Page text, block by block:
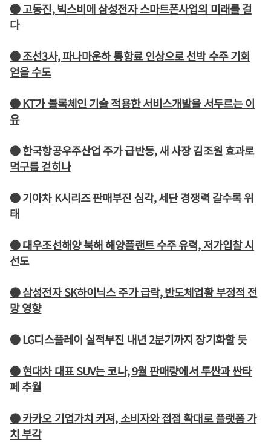
● 고동진, 빅스비에 삼성전자 스마트폰사업의 미래를 걸
다
● 조선3사, 파나마운하 통항료 인상으로 선박 수주 기회
얻을 수도
● KT가 블록체인 기술 적용한 서비스개발을 서두르는 이
유
● 한국항공우주산업 주가 급반등, 새 사장 김조원 효과로
먹구름 걷히나
● 기아차 K시리즈 판매부진 심각, 세단 경쟁력 갈수록 위
태
● 대우조선해양 북해 해양플랜트 수주 유력, 저가입찰 시
선도
● 삼성전자 SK하이닉스 주가 급락, 반도체업황 부정적 전
망 영향
● LG디스플레이 실적부진 내년 2분기까지 장기화할 듯
● 현대차 대표 SUV는 코나, 9월 판매량에서 투싼과 싼타
페 추월
● 카카오 기업가치 커져, 소비자와 접점 확대로 플랫폼 가
치 부각